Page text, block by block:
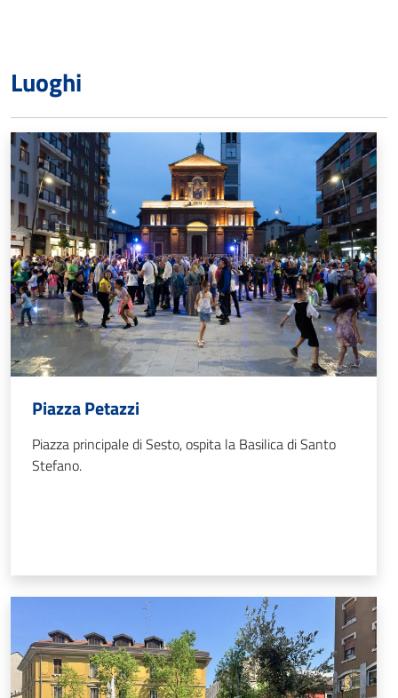
Luoghi
Piazza Petazzi
Piazza principale di Sesto, ospita la Basilica di Santo
Stefano.